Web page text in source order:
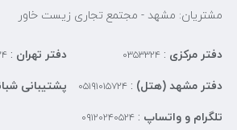
مشتریان: مشهد - مجتمع تجاری زیست خاور
دفتر مرکزی : ۰۳۵۳۳۲۴ دفتر تهران :
دفتر مشهد (هتل) : ۰۵۱۹۱۰۱۵۷۲۴ پشتیبانی
تلگرام و واتساپ : ۰۹۱۲۰۲۴۰۵۲۴